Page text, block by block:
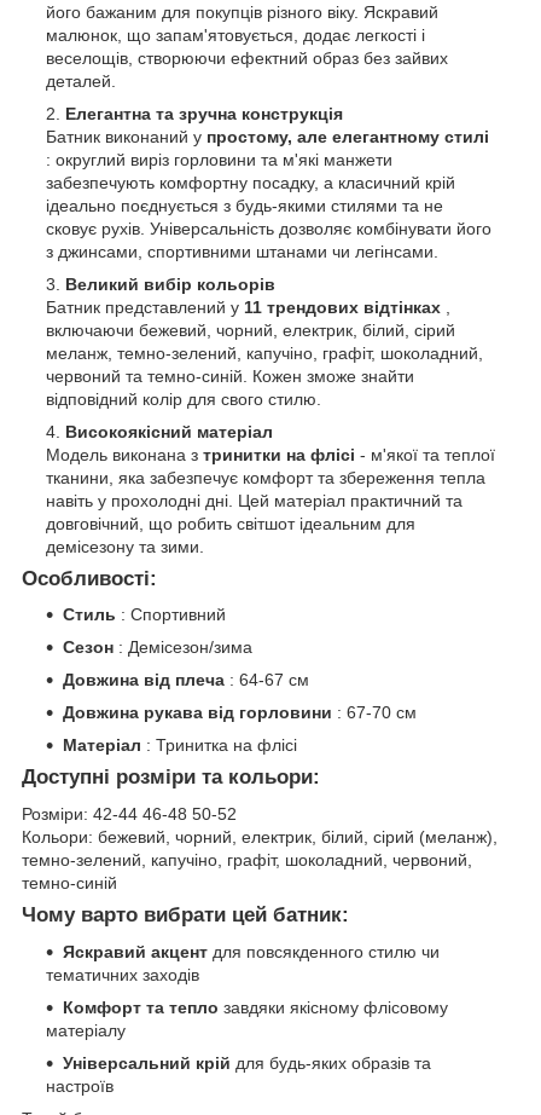
його бажаним для покупців різного віку. Яскравий
малюнок, що запам'ятовується, додає легкості і
веселощів, створюючи ефектний образ без зайвих
деталей.
Елегантна та зручна конструкція
Батник виконаний у простому, але елегантному стилі
: округлий виріз горловини та м'які манжети
забезпечують комфортну посадку, а класичний крій
ідеально поєднується з будь-якими стилями та не
сковує рухів. Універсальність дозволяє комбінувати його
з джинсами, спортивними штанами чи легінсами.
Великий вибір кольорів
Батник представлений у 11 трендових відтінках
включаючи бежевий, чорний, електрик, білий, сірий
меланж, темно-зелений, капучіно, графіт, шоколадний,
червоний та темно-синій. Кожен зможе знайти
відповідний колір для свого стилю.
Високоякісний матеріал
Модель виконана з тринитки на флісі - м'якої та теплої
тканини, яка забезпечує комфорт та збереження тепла
навіть у прохолодні дні. Цей матеріал практичний та
довговічний, що робить світшот ідеальним для
демісезону та зими.
Особливості:
Стиль : Спортивний
Сезон : Демісезон/зима
Довжина від плеча : 64-67 см
Довжина рукава від горловини : 67-70 см
Матеріал : Тринитка на флісі
Доступні розміри та кольори:
Розміри: 42-44 46-48 50-52
Кольори: бежевий, чорний, електрик, білий, сірий (меланж),
темно-зелений, капучіно, графіт, шоколадний, червоний,
темно-синій
Чому варто вибрати цей батник:
Яскравий акцент для повсякденного стилю чи
тематичних заходів
Комфорт та тепло завдяки якісному флісовому
матеріалу
Універсальний крій для будь-яких образів та
настроїв